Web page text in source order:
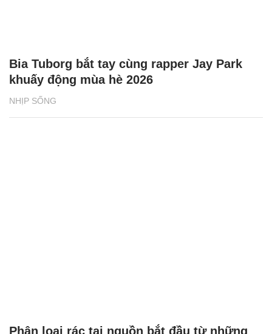
NHỊP SỐNG
Bia Tuborg bắt tay cùng rapper Jay Park
khuấy động mùa hè 2026
Phân loại rác tại nguồn bắt đầu từ những